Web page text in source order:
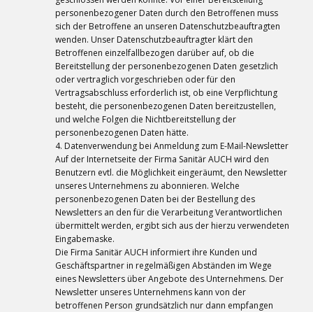
personenbezogener Daten durch den Betroffenen muss
sich der Betroffene an unseren Datenschutzbeauftragten
wenden. Unser Datenschutzbeauftragter klärt den
Betroffenen einzelfallbezogen darüber auf, ob die
Bereitstellung der personenbezogenen Daten gesetzlich
oder vertraglich vorgeschrieben oder für den
Vertragsabschluss erforderlich ist, ob eine Verpflichtung
besteht, die personenbezogenen Daten bereitzustellen,
und welche Folgen die Nichtbereitstellung der
personenbezogenen Daten hätte.
4. Datenverwendung bei Anmeldung zum E-Mail-Newsletter
Auf der Internetseite der Firma Sanitär AUCH wird den
Benutzern evtl. die Möglichkeit eingeräumt, den Newsletter
unseres Unternehmens zu abonnieren. Welche
personenbezogenen Daten bei der Bestellung des
Newsletters an den für die Verarbeitung Verantwortlichen
übermittelt werden, ergibt sich aus der hierzu verwendeten
Eingabemaske.
Die Firma Sanitär AUCH informiert ihre Kunden und
Geschäftspartner in regelmäßigen Abständen im Wege
eines Newsletters über Angebote des Unternehmens. Der
Newsletter unseres Unternehmens kann von der
betroffenen Person grundsätzlich nur dann empfangen